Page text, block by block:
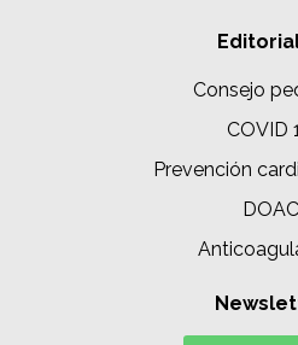
Consejo
COVID
Prevención
DOAC